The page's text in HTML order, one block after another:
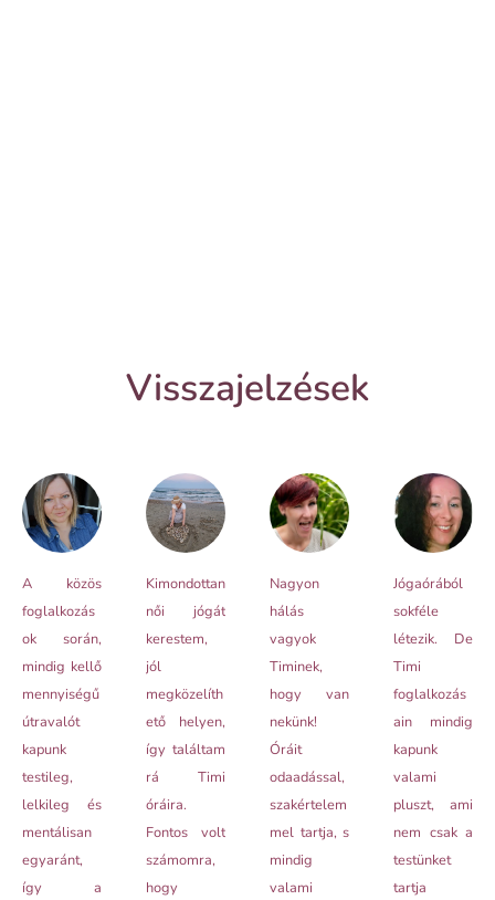
Visszajelzések
A közös
foglalkozás
ok során,
mindig kellő
mennyiségű
útravalót
kapunk
testileg,
lelkileg és
mentálisan
egyaránt,
így a
Kimondottan
női jógát
kerestem,
jól
megközelíth
ető helyen,
így találtam
rá Timi
óráira.
Fontos volt
számomra,
hogy
Nagyon
hálás
vagyok
Timinek,
hogy van
nekünk!
Óráit
odaadással,
szakértelem
mel tartja, s
mindig
valami
Jógaórából
sokféle
létezik. De
Timi
foglalkozás
ain mindig
kapunk
valami
pluszt, ami
nem csak a
testünket
tartja